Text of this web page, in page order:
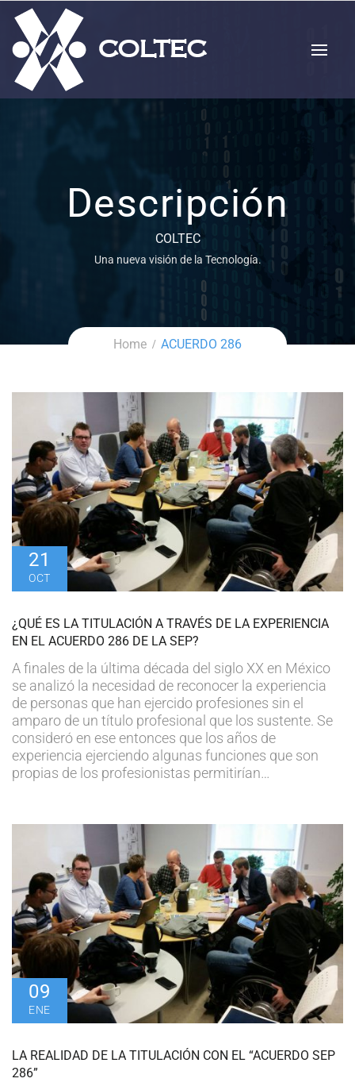
Descripción
COLTEC
Una nueva visión de la Tecnología.
Home ACUERDO 286
21
OCT
¿QUÉ ES LA TITULACIÓN A TRAVÉS DE LA EXPERIENCIA
EN EL ACUERDO 286 DE LA SEP?
A finales de la última década del siglo XX en México
se analizó la necesidad de reconocer la experiencia
de personas que han ejercido profesiones sin el
amparo de un título profesional que los sustente. Se
consideró en ese entonces que los años de
experiencia ejerciendo algunas funciones que son
propias de los profesionistas permitirían…
09
ENE
LA REALIDAD DE LA TITULACIÓN CON EL “ACUERDO SEP
286”